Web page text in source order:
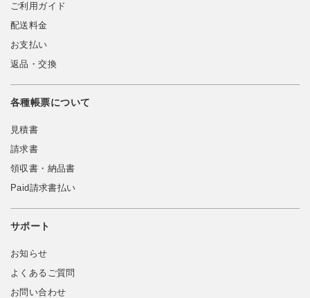
ご利用ガイド
配送料金
お支払い
返品・交換
各種帳票について
見積書
請求書
領収書・納品書
Paid請求書払い
サポート
お知らせ
よくあるご質問
お問い合わせ